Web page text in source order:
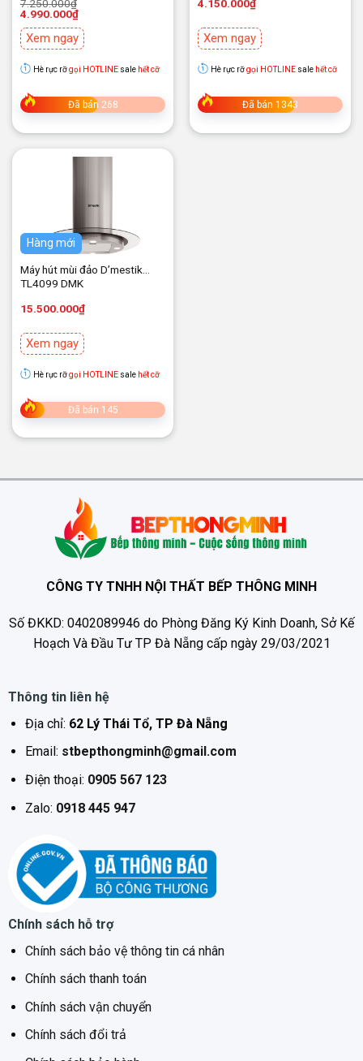
7.250.000₫
gốc
7.250.000₫.
4.990.000₫
hiện
là:
4.990.000₫.
Xem ngay
Hè rực rỡgọi HOTLINEsale hết cỡ
Đã bán 268
4.150.000₫
Xem ngay
Hè rực rỡgọi HOTLINEsale hết cỡ
Đã bán 1343
Hàng mới
Máy hút mùi đảo D’mestik
TL4099 DMK
15.500.000₫
Xem ngay
Hè rực rỡgọi HOTLINEsale hết cỡ
Đã bán 145
CÔNG TY TNHH NỘI THẤT BẾP THÔNG MINH
Số ĐKKD: 0402089946 do Phòng Đăng Ký Kinh Doanh, Sở Kế
Hoạch Và Đầu Tư TP Đà Nẵng cấp ngày 29/03/2021
Thông tin liên hệ
Địa chỉ: 62 Lý Thái Tổ, TP Đà Nẵng
Email: stbepthongminh@gmail.com
Điện thoại: 0905 567 123
Zalo: 0918 445 947
Chính sách hỗ trợ
Chính sách bảo vệ thông tin cá nhân
Chính sách thanh toán
Chính sách vận chuyển
Chính sách đổi trả